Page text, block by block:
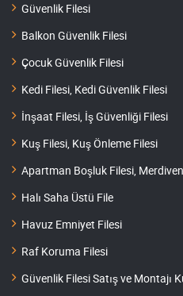
Güvenlik Filesi
Balkon Güvenlik Filesi
Çocuk Güvenlik Filesi
Kedi Filesi, Kedi Güvenlik Filesi
İnşaat Filesi, İş Güvenliği Filesi
Kuş Filesi, Kuş Önleme Filesi
Apartman Boşluk Filesi,
Halı Saha Üstü File
Havuz Emniyet Filesi
Raf Koruma Filesi
Güvenlik Filesi Satış ve Montajı